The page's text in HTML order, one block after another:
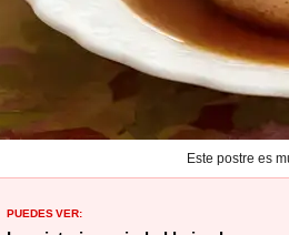
Este postre es
PUEDES VER: